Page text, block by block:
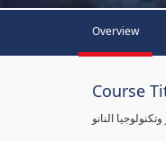
Overview
Course
النانو